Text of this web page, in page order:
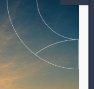
de 2005 em
impresso semanal,
15 anos, foram
os acontecimentos
e região. Fiel a sua
da
o característico "avião
do